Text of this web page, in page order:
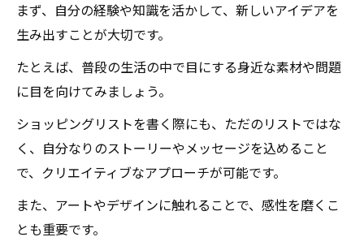
まず、自分の経験や知識を活かして、新しいアイデアを
生み出すことが大切です。
たとえば、普段の生活の中で目にする身近な素材や問題
に目を向けてみましょう。
ショッピングリストを書く際にも、ただのリストではな
く、自分なりのストーリーやメッセージを込めること
で、クリエイティブなアプローチが可能です。
また、アートやデザインに触れることで、感性を磨くこ
とも重要です。